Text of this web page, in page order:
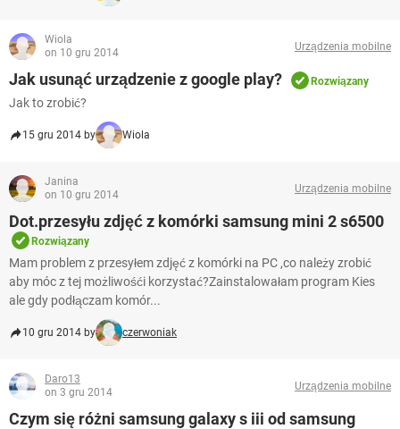
Wiola
on 10 gru 2014
Urządzenia mobilne
Jak usunąć urządzenie z google play? Rozwiązany
Jak to zrobić?
15 gru 2014 by Wiola
Janina
on 10 gru 2014
Urządzenia mobilne
Dot.przesyłu zdjęć z komórki samsung mini 2 s6500
Rozwiązany
Mam problem z przesyłem zdjęć z komórki na PC ,co należy zrobić
aby móc z tej możliwośći korzystać?Zainstalowałam program Kies
ale gdy podłączam komór...
10 gru 2014 by czerwoniak
Daro13
on 3 gru 2014
Urządzenia mobilne
Czym się różni samsung galaxy s iii od samsung